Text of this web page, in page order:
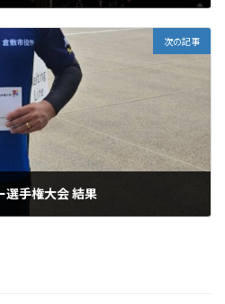
次の記事
選手権大会 結果